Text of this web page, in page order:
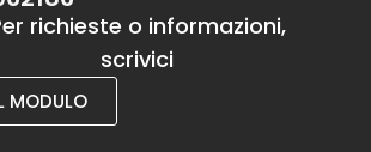
richieste o informazioni,
scrivici
MODULO